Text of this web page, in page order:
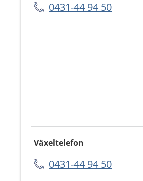
0431-44 94 50
Växeltelefon
0431-44 94 50